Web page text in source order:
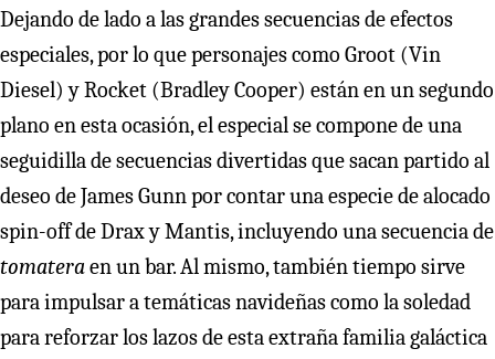
Dejando de lado a las grandes secuencias de efectos
especiales, por lo que personajes como Groot (Vin
Diesel) y Rocket (Bradley Cooper) están en un segundo
plano en esta ocasión, el especial se compone de una
seguidilla de secuencias divertidas que sacan partido al
deseo de James Gunn por contar una especie de alocado
spin-off de Drax y Mantis, incluyendo una secuencia de
tomateraen un bar. Al mismo, también tiempo sirve
para impulsar a temáticas navideñas como la soledad
para reforzar los lazos de esta extraña familia galáctica